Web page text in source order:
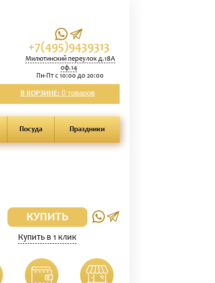
+7(495)9439313
Милютинский переулок д.18А
оф.14
Пн-Пт с 10:00 до 20:00
В КОРЗИНЕ: 0 товаров
Посуда Праздники
КУПИТЬ
Купить в 1 клик